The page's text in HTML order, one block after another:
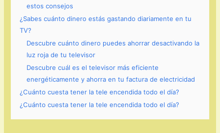
estos consejos
¿Sabes cuánto dinero estás gastando diariamente en tu
TV?
Descubre cuánto dinero puedes ahorrar desactivando la
luz roja de tu televisor
Descubre cuál es el televisor más eficiente
energéticamente y ahorra en tu factura de electricidad
¿Cuánto cuesta tener la tele encendida todo el día?
¿Cuánto cuesta tener la tele encendida todo el día?